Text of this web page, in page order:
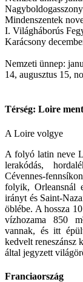
Mindenszentek
I. Világháborús
Karácsony
Nemzeti ünnep:
14, augusztus 15,
Térség: Loire
A Loire volgye
A folyó latin neve
lerakódás,
Cévennes-
folyik, Orleansnál
irányt és Saint-
öblébe. A hossza
vízhozama 850
vannak, és itt
kedvelt reneszánsz
által jegyzett
Franciaország